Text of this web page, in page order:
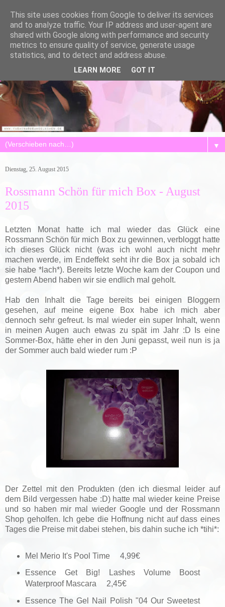
▼
Dienstag, 25. August 2015
Rossmann Schön für mich Box - August
2015
Letzten Monat hatte ich mal wieder das Glück eine
Rossmann Schön für mich Box zu gewinnen, verbloggt hatte
ich dieses Glück nicht (was ich wohl auch nicht mehr
machen werde, im Endeffekt seht ihr die Box ja sobald ich
sie habe *lach*). Bereits letzte Woche kam der Coupon und
gestern Abend haben wir sie endlich mal geholt.
Hab den Inhalt die Tage bereits bei einigen Bloggern
gesehen, auf meine eigene Box habe ich mich aber
dennoch sehr gefreut. Is mal wieder ein super Inhalt, wenn
in meinen Augen auch etwas zu spät im Jahr :D Is eine
Sommer-Box, hätte eher in den Juni gepasst, weil nun is ja
der Sommer auch bald wieder rum :P
Der Zettel mit den Produkten (den ich diesmal leider auf
dem Bild vergessen habe :D) hatte mal wieder keine Preise
und so haben mir mal wieder Google und der Rossmann
Shop geholfen. Ich gebe die Hoffnung nicht auf dass eines
Tages die Preise mit dabei stehen, bis dahin suche ich *tihi*:
Mel Merio It's Pool Time 4,99€
Essence Get Big! Lashes Volume Boost
Waterproof Mascara 2,45€
Essence The Gel Nail Polish "04 Our Sweetest
This site uses cookies from Google to deliver its services
and to analyze traffic. Your IP address and user-agent are
shared with Google along with performance and security
metrics to ensure quality of service, generate usage
statistics, and to detect and address abuse.
LEARN MORE GOT IT